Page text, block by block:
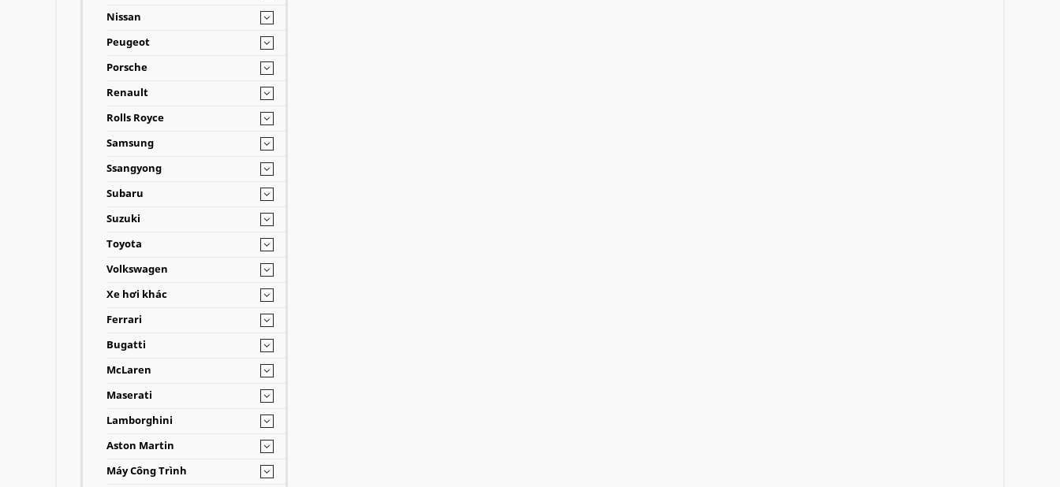
Nissan
Peugeot
Porsche
Renault
Rolls Royce
Samsung
Ssangyong
Subaru
Suzuki
Toyota
Volkswagen
Xe hơi khác
Ferrari
Bugatti
McLaren
Maserati
Lamborghini
Aston Martin
Máy Công Trình